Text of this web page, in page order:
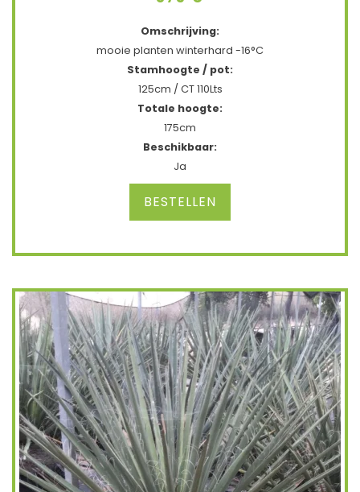
Omschrijving:
mooie planten winterhard -16°C
Stamhoogte / pot:
125cm / CT 110Lts
Totale hoogte:
175cm
Beschikbaar:
Ja
BESTELLEN